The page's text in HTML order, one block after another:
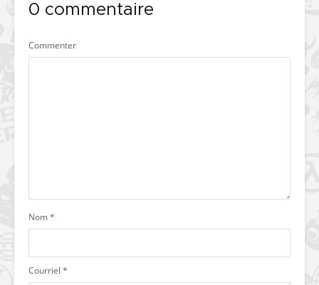
0 commentaire
Commenter
Nom*
Courriel *